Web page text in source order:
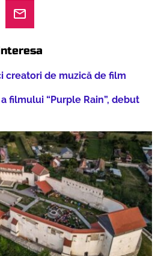
creatori de muzică de film
filmului “Purple Rain”, debut